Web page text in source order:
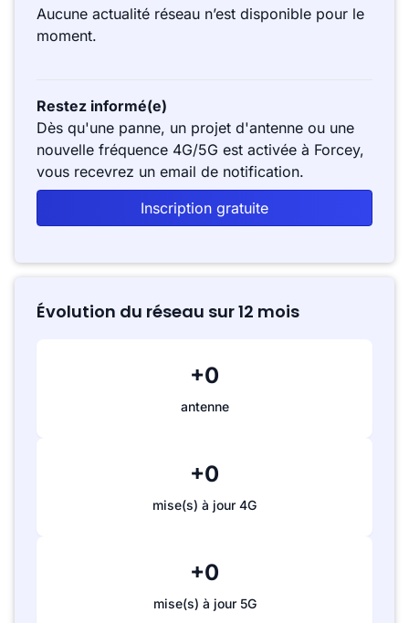
Aucune actualité réseau n’est disponible pour le
moment.
Restez informé(e)
Dès qu'une panne, un projet d'antenne ou une
nouvelle fréquence 4G/5G est activée à Forcey,
vous recevrez un email de notification.
Inscription gratuite
Évolution du réseau sur 12 mois
+0
antenne
+0
mise(s) à jour 4G
+0
mise(s) à jour 5G